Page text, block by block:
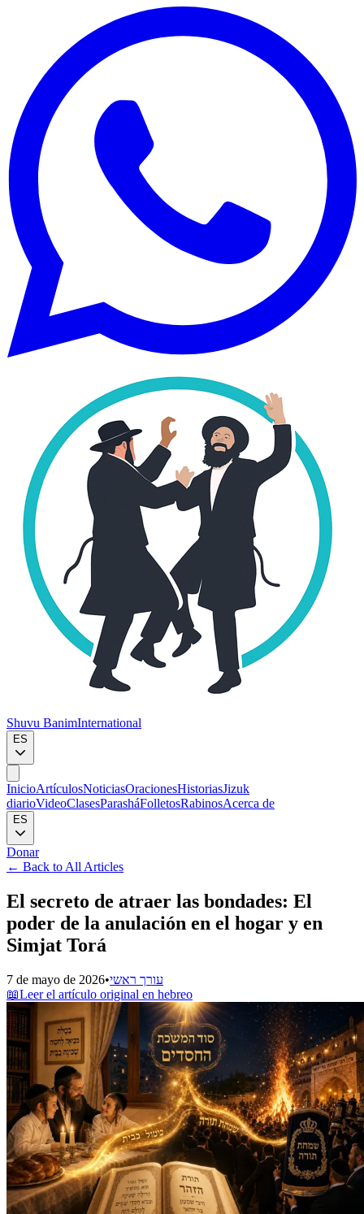
Shuvu BanimInternational
ES
InicioArtículosNoticiasOracionesHistoriasJizuk
diarioVideoClasesParasháFolletosRabinosAcerca de
ES
Donar
← Back to All Articles
El secreto de atraer las bondades: El
poder de la anulación en el hogar y en
Simjat Torá
7 de mayo de 2026•עורך ראשי
📖Leer el artículo original en hebreo